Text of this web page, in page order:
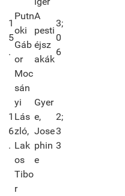
1
5
.
Putn
oki
Gáb
or
A
pesti
éjsz
akák
3;
0
6
1
6
.
Moc
sán
yi
Lás
zló,
Lak
os
Tibo
r
Gyer
e,
Jose
phin
e
2;
3
3